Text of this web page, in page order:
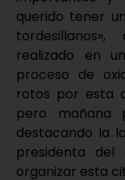
querido tener
realizado en
proceso de
rotos por esta
pero mañana
destacando la
presidenta
organizar esta